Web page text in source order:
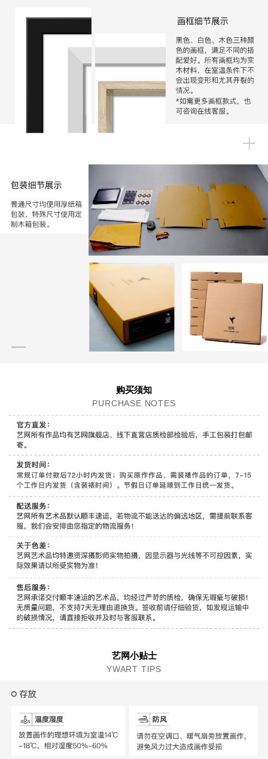
购买须知
PURCHASE NOTES
艺网小贴士
YWART TIPS